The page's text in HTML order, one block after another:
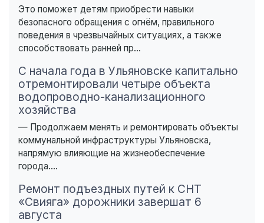
Это поможет детям приобрести навыки
безопасного обращения с огнём, правильного
поведения в чрезвычайных ситуациях, а также
способствовать ранней пр...
С начала года в Ульяновске капитально
отремонтировали четыре объекта
водопроводно-канализационного
хозяйства
— Продолжаем менять и ремонтировать объекты
коммунальной инфраструктуры Ульяновска,
напрямую влияющие на жизнеобеспечение
города....
Ремонт подъездных путей к СНТ
«Свияга» дорожники завершат 6
августа